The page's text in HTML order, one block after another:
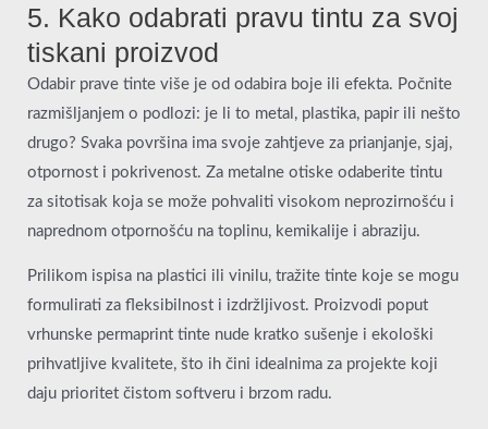
5. Kako odabrati pravu tintu za svoj
tiskani proizvod
Odabir prave tinte više je od odabira boje ili efekta. Počnite
razmišljanjem o podlozi: je li to metal, plastika, papir ili nešto
drugo? Svaka površina ima svoje zahtjeve za prianjanje, sjaj,
otpornost i pokrivenost. Za metalne otiske odaberite tintu
za sitotisak koja se može pohvaliti visokom neprozirnošću i
naprednom otpornošću na toplinu, kemikalije i abraziju.
Prilikom ispisa na plastici ili vinilu, tražite tinte koje se mogu
formulirati za fleksibilnost i izdržljivost. Proizvodi poput
vrhunske permaprint tinte nude kratko sušenje i ekološki
prihvatljive kvalitete, što ih čini idealnima za projekte koji
daju prioritet čistom softveru i brzom radu.